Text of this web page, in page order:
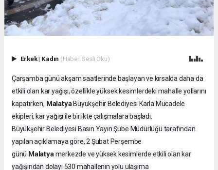
Erkek| Kadın (Haberi Sesli Oku)
Çarşamba günü akşam saatlerinde başlayan ve kırsalda daha da
etkili olan kar yağışı, özellikle yüksek kesimlerdeki mahalle yollarını
kapatırken, Malatya Büyükşehir Belediyesi Karla Mücadele
ekipleri, kar yağışı ile birlikte çalışmalara başladı.
Büyükşehir Belediyesi Basın Yayın Şube Müdürlüğü tarafından
yapılan açıklamaya göre, 2 Şubat Perşembe
günü Malatyamerkezde ve yüksek kesimlerde etkili olan kar
yağışından dolayı 530 mahallenin yolu ulaşıma